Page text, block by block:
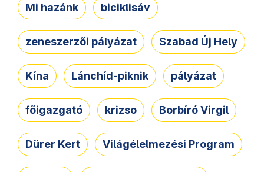
Mi hazánk biciklisáv
zeneszerzői pályázat Szabad Új Hely
Kína Lánchíd-piknik pályázat
főigazgató krizso Borbíró Virgil
Dürer Kert Világélelmezési Program